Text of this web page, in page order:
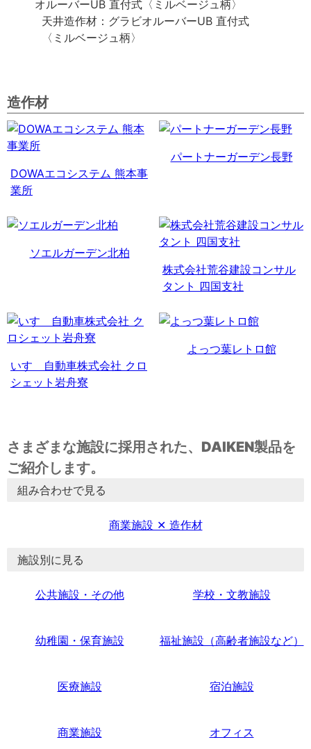
天井造作材：グラビオルーバーUB 直付式
〈ミルベージュ柄〉
造作材
DOWAエコシステム 熊本事
業所
パートナーガーデン長野
ソエルガーデン北柏
株式会社荒谷建設コンサル
タント 四国支社
いすゞ自動車株式会社 クロ
シェット岩舟寮
よっつ葉レトロ館
さまざまな施設に採用された、DAIKEN製品を
ご紹介します。
組み合わせで見る
商業施設 ✕ 造作材
施設別に見る
公共施設・その他 学校・文教施設
幼稚園・保育施設 福祉施設（高齢者施設など）
医療施設 宿泊施設
商業施設 オフィス